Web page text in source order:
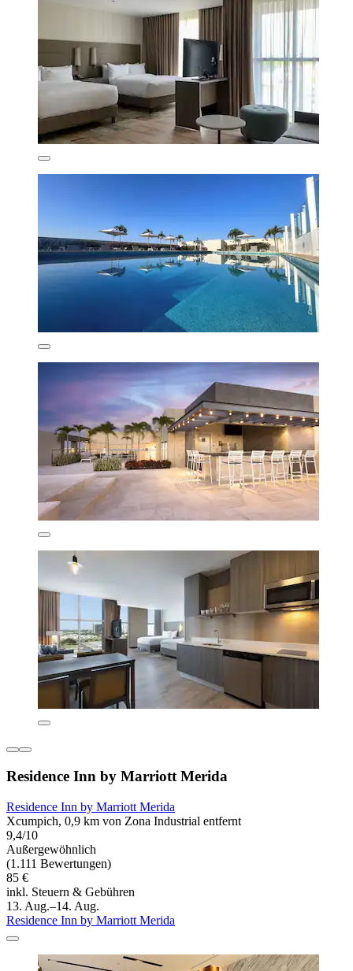
Residence Inn by Marriott Merida
Residence Inn by Marriott Merida
Xcumpich, 0,9 km von Zona Industrial entfernt
9,4/10
Außergewöhnlich
(1.111 Bewertungen)
85 €
inkl. Steuern & Gebühren
13. Aug.–14. Aug.
Residence Inn by Marriott Merida